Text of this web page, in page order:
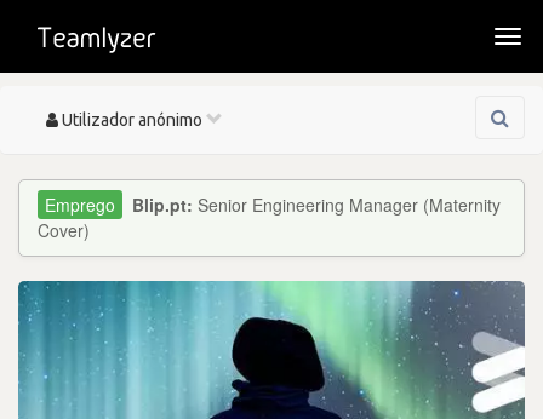
Toggle
Utilizador anónimo
Blip.pt: Senior Engineering Manager (Maternity
Cover)